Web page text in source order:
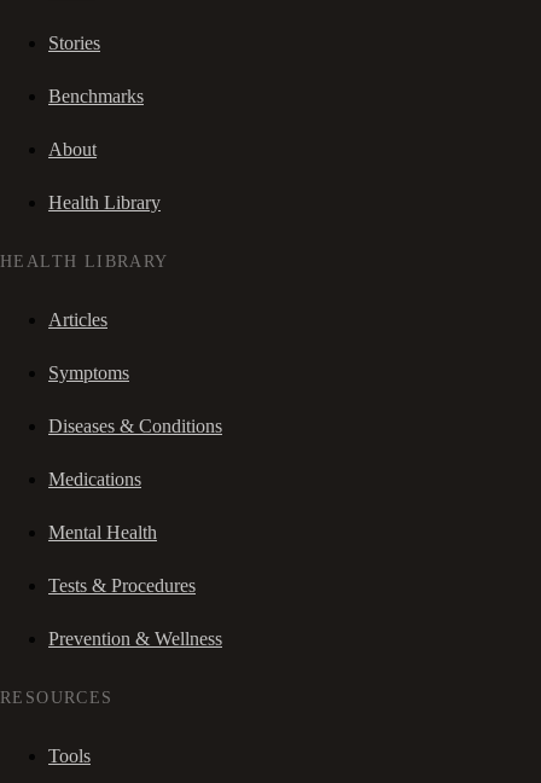
Stories
Benchmarks
About
Health Library
HEALTH LIBRARY
Articles
Symptoms
Diseases & Conditions
Medications
Mental Health
Tests & Procedures
Prevention & Wellness
RESOURCES
Tools